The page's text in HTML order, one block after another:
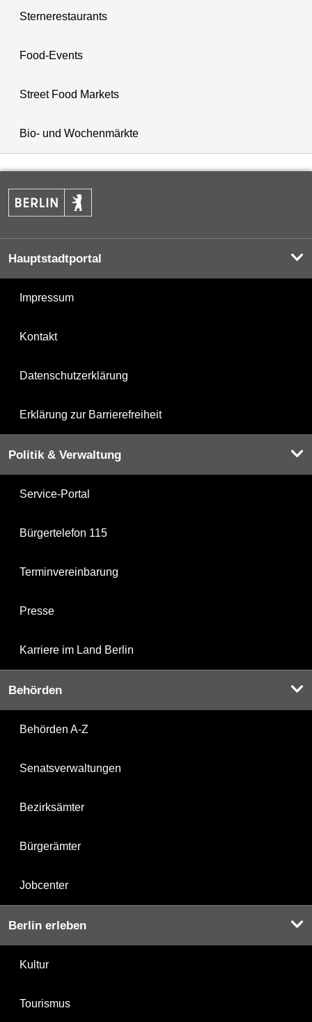
Sternerestaurants
Food-Events
Street Food Markets
Bio- und Wochenmärkte
Hauptstadtportal
Impressum
Kontakt
Datenschutzerklärung
Erklärung zur Barrierefreiheit
Politik & Verwaltung
Service-Portal
Bürgertelefon 115
Terminvereinbarung
Presse
Karriere im Land Berlin
Behörden
Behörden A-Z
Senatsverwaltungen
Bezirksämter
Bürgerämter
Jobcenter
Berlin erleben
Kultur
Tourismus